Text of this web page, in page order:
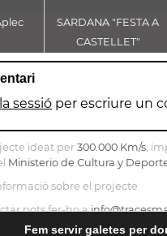
SARDANA "FESTA A
CASTELLET"
sessió per escriure un
ideat per 300.000 Km/s,
Ministerio de Cultura y
sobre el projecte
pots fer-ho a
Fem servir galetes per